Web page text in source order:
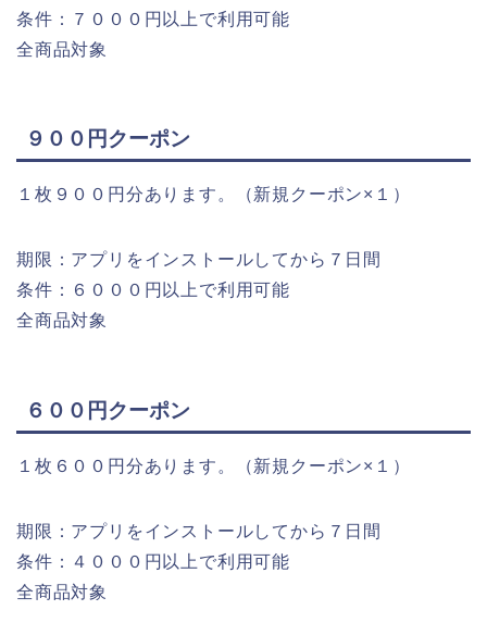
条件：７０００円以上で利用可能
全商品対象
９００円クーポン
１枚９００円分あります。（新規クーポン×１）
期限：アプリをインストールしてから７日間
条件：６０００円以上で利用可能
全商品対象
６００円クーポン
１枚６００円分あります。（新規クーポン×１）
期限：アプリをインストールしてから７日間
条件：４０００円以上で利用可能
全商品対象